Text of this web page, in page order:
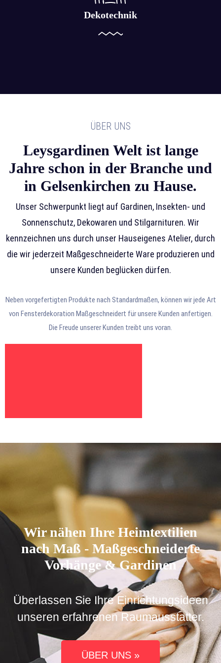
Dekotechnik
ÜBER UNS
Leysgardinen Welt ist lange
Jahre schon in der Branche und
in Gelsenkirchen zu Hause.
Unser Schwerpunkt liegt auf Gardinen, Insekten- und
Sonnenschutz, Dekowaren und Stilgarnituren. Wir
kennzeichnen uns durch unser Hauseigenes Atelier, durch
die wir jederzeit Maßgeschneiderte Ware produzieren und
unsere Kunden beglücken dürfen.
Neben vorgefertigten Produkte nach Standardmaßen, können wir jede Art
von Fensterdekoration Maßgeschneidert für unsere Kunden anfertigen.
Die Freude unserer Kunden treibt uns voran.
Wir nähen Ihre Heimtextilien
nach Maß - Maßgeschneiderte
Vorhänge & Gardinen
Überlassen Sie Ihre Einrichtungsideen
unseren erfahrenen Raumausstatter.
ÜBER UNS »